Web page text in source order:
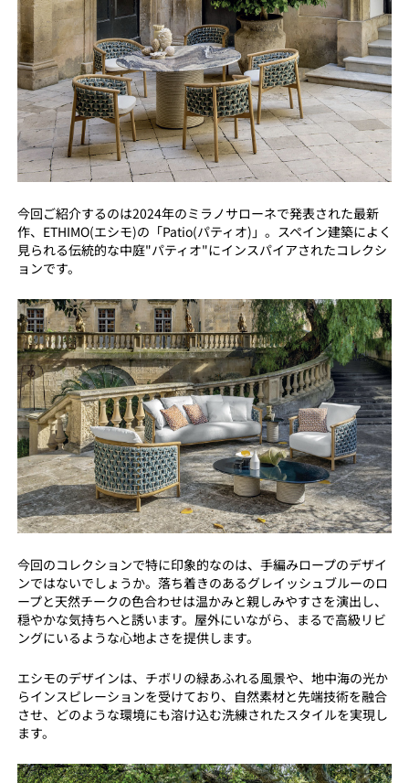
今回ご紹介するのは2024年のミラノサローネで発表された最新
作、ETHIMO(エシモ)の「Patio(パティオ)」。スペイン建築によく
見られる伝統的な中庭"パティオ"にインスパイアされたコレクシ
ョンです。
今回のコレクションで特に印象的なのは、手編みロープのデザイ
ンではないでしょうか。落ち着きのあるグレイッシュブルーのロ
ープと天然チークの色合わせは温かみと親しみやすさを演出し、
穏やかな気持ちへと誘います。屋外にいながら、まるで高級リビ
ングにいるような心地よさを提供します。
エシモのデザインは、チボリの緑あふれる風景や、地中海の光か
らインスピレーションを受けており、自然素材と先端技術を融合
させ、どのような環境にも溶け込む洗練されたスタイルを実現し
ます。